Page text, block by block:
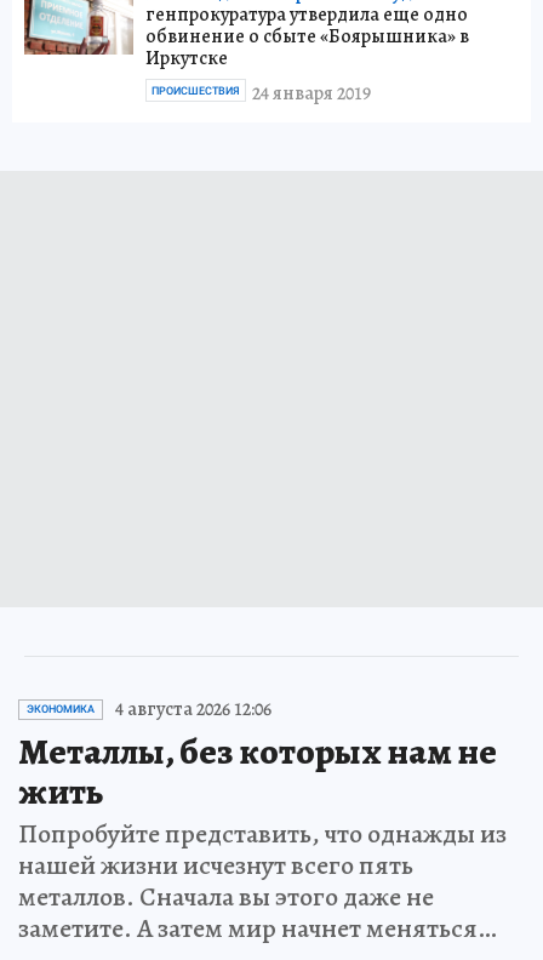
генпрокуратура утвердила еще одно
обвинение о сбыте «Боярышника» в
Иркутске
24 января 2019
ПРОИСШЕСТВИЯ
ЭКОНОМИКА 4 августа 2026 12:06
Металлы, без которых нам не
жить
Попробуйте представить, что однажды из
нашей жизни исчезнут всего пять
металлов. Сначала вы этого даже не
заметите. А затем мир начнет меняться…